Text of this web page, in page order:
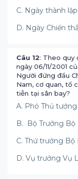
C. Ngày thành
D. Ngày Chiến
Câu 12: Theo quy
ngày 06/11/2001
Người đứng đầu
Nam, cơ quan, tổ
tiễn tại sân bay?
A. Phó Thủ
B. Bộ Trưởng Bộ
C. Thứ trưởng Bộ
D. Vụ trưởng Vụ